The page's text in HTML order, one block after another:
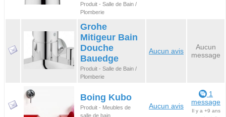
Produit - Salle de Bain /
Plomberie
Grohe
Mitigeur Bain
Douche
Bauedge
Produit - Salle de Bain /
Plomberie
Aucun avis
Aucun
message
Boing Kubo
Produit - Meubles de
salle de bain
Aucun avis
1
message
Il y a +9 ans